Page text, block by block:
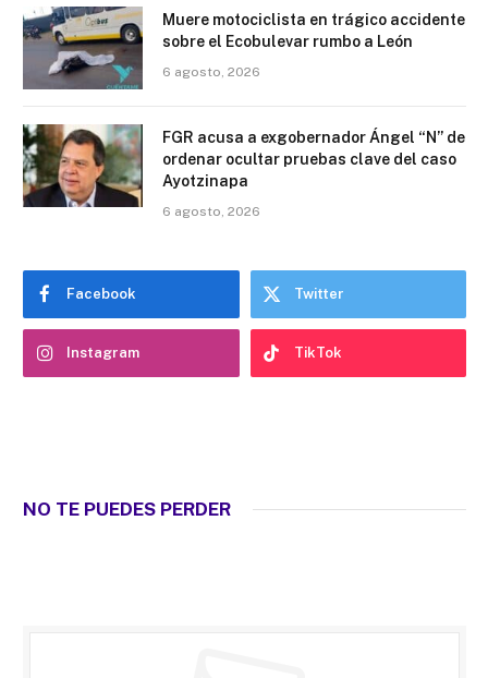
Muere motociclista en trágico accidente
sobre el Ecobulevar rumbo a León
6 agosto, 2026
FGR acusa a exgobernador Ángel “N” de
ordenar ocultar pruebas clave del caso
Ayotzinapa
6 agosto, 2026
Facebook Twitter
Instagram TikTok
NO TE PUEDES PERDER